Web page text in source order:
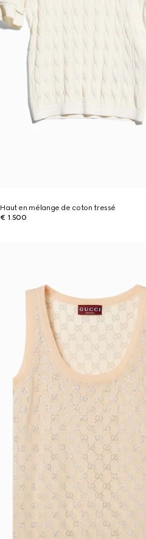
Haut en mélange de coton tressé
€ 1.500